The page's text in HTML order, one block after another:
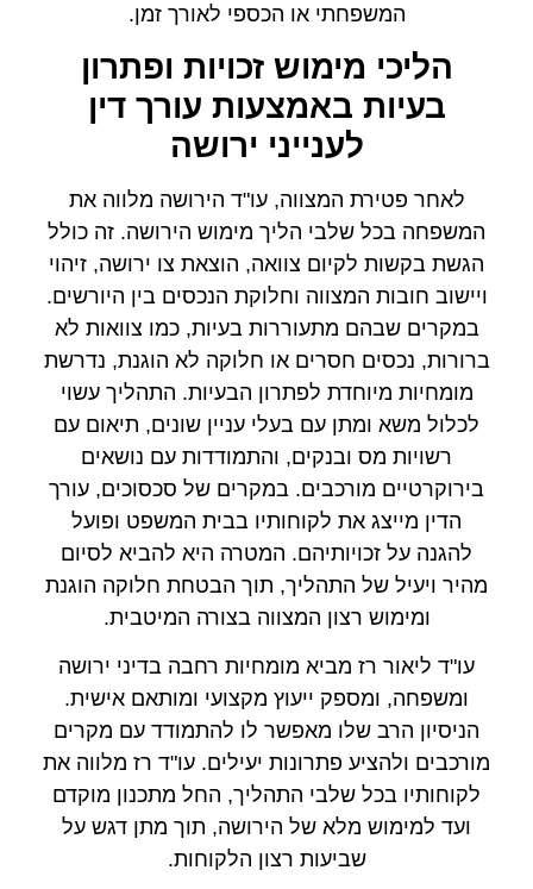
המשפחתי או הכספי לאורך זמן.
הליכי מימוש זכויות ופתרון
בעיות באמצעות עורך דין
לענייני ירושה
לאחר פטירת המצווה, עו"ד הירושה מלווה את
המשפחה בכל שלבי הליך מימוש הירושה. זה כולל
הגשת בקשות לקיום צוואה, הוצאת צו ירושה, זיהוי
ויישוב חובות המצווה וחלוקת הנכסים בין היורשים.
במקרים שבהם מתעוררות בעיות, כמו צוואות לא
ברורות, נכסים חסרים או חלוקה לא הוגנת, נדרשת
מומחיות מיוחדת לפתרון הבעיות. התהליך עשוי
לכלול משא ומתן עם בעלי עניין שונים, תיאום עם
רשויות מס ובנקים, והתמודדות עם נושאים
בירוקרטיים מורכבים. במקרים של סכסוכים, עורך
הדין מייצג את לקוחותיו בבית המשפט ופועל
להגנה על זכויותיהם. המטרה היא להביא לסיום
מהיר ויעיל של התהליך, תוך הבטחת חלוקה הוגנת
ומימוש רצון המצווה בצורה המיטבית.
עו"ד ליאור רז מביא מומחיות רחבה בדיני ירושה
ומשפחה, ומספק ייעוץ מקצועי ומותאם אישית.
הניסיון הרב שלו מאפשר לו להתמודד עם מקרים
מורכבים ולהציע פתרונות יעילים. עו"ד רז מלווה את
לקוחותיו בכל שלבי התהליך, החל מתכנון מוקדם
ועד למימוש מלא של הירושה, תוך מתן דגש על
שביעות רצון הלקוחות.